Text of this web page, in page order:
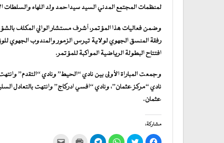
لمنظمات المجتمع المدني السيد سيداحمد ولد اللهاه والسلطات
وضمن فعاليات هذا المؤتمر، أشرف مستشار الوالي المكلف
رفقة المنسق الجهوي لولاية تيرس الزمور والمندوب الجهوي
افتتاح البطولة الرياضية المواكبة للمؤتمر.
وجمعت المباراة الأولى بين نادي “الحيط” ونادي “التقدم”
نادي “مركز عثمان”، ونادي “افسي ادركاج” وانتهت بالتعادل
عثمان.
مشاركة:
انقر اضغط انقر انقر اضغط